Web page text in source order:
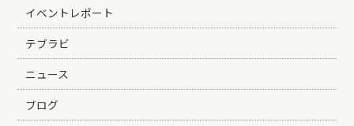
イベントレポート
テブラビ
ニュース
ブログ